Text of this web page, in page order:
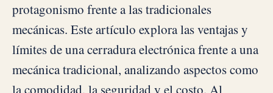
protagonismo frente a las tradicionales
mecánicas. Este artículo explora las ventajas y
límites de una cerradura electrónica frente a una
mecánica tradicional, analizando aspectos como
la comodidad, la seguridad y el costo. Al